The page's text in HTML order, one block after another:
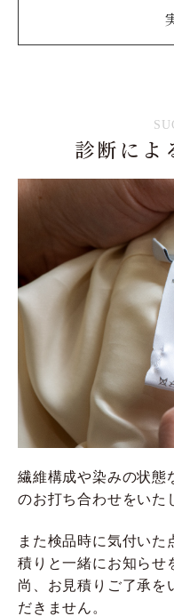
診断によ
繊維構成や染みの状態
のお打ち合わせをいた
また検品時に気付いた
積りと一緒にお知らせ
尚、お見積りご了承を
だきません。